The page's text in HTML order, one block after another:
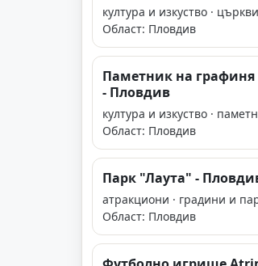
култура и изкуство ·
Област: Пловдив
Паметник на графиня
- Пловдив
култура и изкуство ·
Област: Пловдив
Парк "Лаута" -
атракциони · градини и
Област: Пловдив